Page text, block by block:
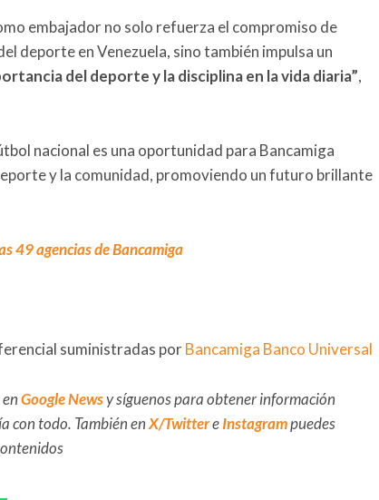
embajador no solo refuerza el compromiso de
deporte en Venezuela, sino también impulsa un
del deporte y la disciplina en la vida diaria”,
nacional es una oportunidad para Bancamiga
y la comunidad, promoviendo un futuro brillante
49 agencias de Bancamiga
suministradas porBancamiga Banco Universal
Google Newsy síguenos para obtener información
con todo. También enX/TwittereInstagrampuedes